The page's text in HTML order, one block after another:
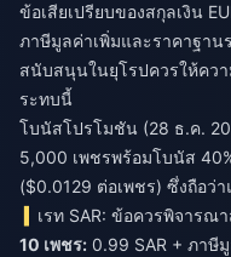
ข้อเสียเปรียบของสกุลเงิน
ภาษีมูลค่าเพิ่มและราคาฐา
สนับสนุนในยุโรปควรให้คว
ระทบนี้
โบนัสโปรโมชัน (28 ธ.ค.
5,000 เพชรพร้อมโบนัส
($0.0129 ต่อเพชร) ซึ่งถือว่
เรท SAR: ข้อควรพิจารณ
10 เพชร: 0.99 SAR + ภา